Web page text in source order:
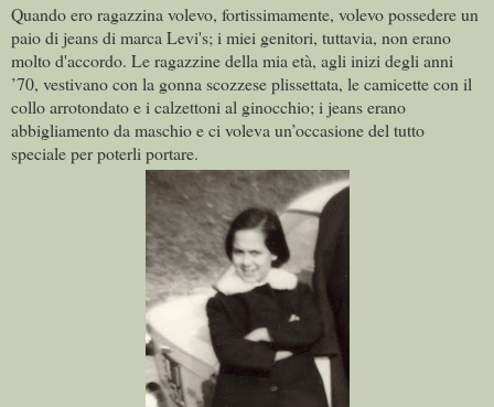
Quando ero ragazzina volevo, fortissimamente, volevo possedere un
paio di jeans di marca Levi's; i miei genitori, tuttavia, non erano
molto d'accordo. Le ragazzine della mia età, agli inizi degli anni
’70, vestivano con la gonna scozzese plissettata, le camicette con il
collo arrotondato e i calzettoni al ginocchio; i jeans erano
abbigliamento da maschio e ci voleva un’occasione del tutto
speciale per poterli portare.